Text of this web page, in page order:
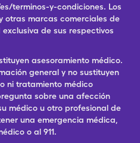
terminos-y-condiciones. Los
otras marcas comerciales de
de sus respectivos
asesoramiento médico.
general y no sustituyen
ni tratamiento médico
sobre una afección
médico u otro profesional de
una emergencia médica,
o al 911.